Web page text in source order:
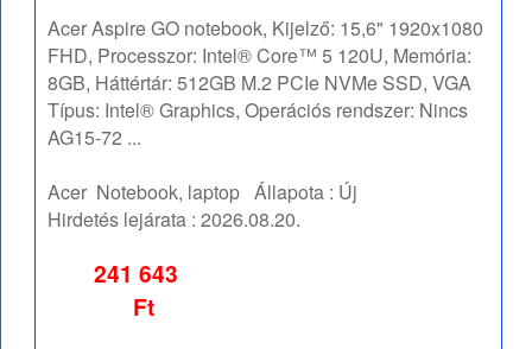
Acer Aspire GO notebook, Kijelző: 15,6" 1920x1080
FHD, Processzor: Intel® Core™ 5 120U, Memória:
8GB, Háttértár: 512GB M.2 PCIe NVMe SSD, VGA
Típus: Intel® Graphics, Operációs rendszer: Nincs
AG15-72 ...
Acer Notebook, laptop Állapota : Új
Hirdetés lejárata :2026.08.20.
241 643
Ft